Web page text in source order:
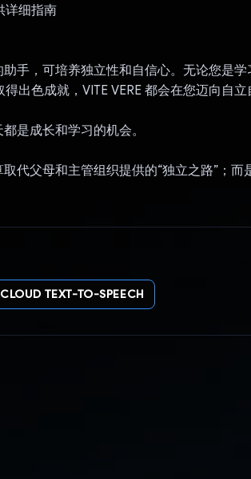
详细指南
助手，可培养独立性和自信心。无论您是
出色成就，VITE VERE 都会在您迈向自
是成长和学习的机会。
取代父母和主管组织提供的“独立之路”；
TEXT-TO-SPEECH